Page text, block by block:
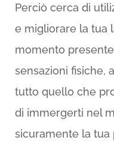
Perciò cerca di
e migliorare la tua
momento
sensazioni fisiche,
tutto quello che
di immergerti nel
sicuramente la tua